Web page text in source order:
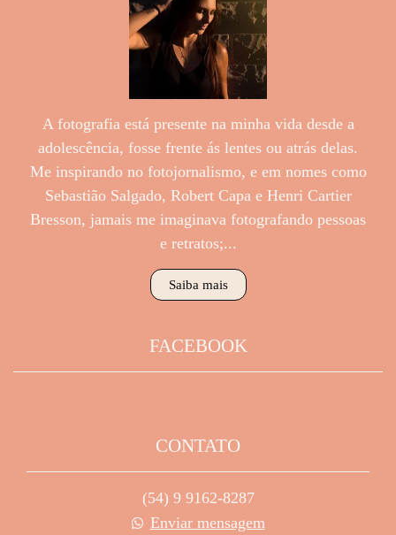
A fotografia está presente na minha vida desde a
adolescência, fosse frente ás lentes ou atrás delas.
Me inspirando no fotojornalismo, e em nomes como
Sebastião Salgado, Robert Capa e Henri Cartier
Bresson, jamais me imaginava fotografando pessoas
e retratos;...
Saiba mais
FACEBOOK
CONTATO
(54) 9 9162-8287
Enviar mensagem